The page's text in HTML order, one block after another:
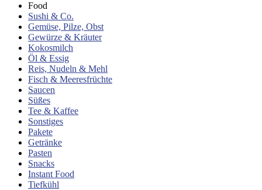
Food
Sushi & Co.
Gemüse, Pilze, Obst
Gewürze & Kräuter
Kokosmilch
Öl & Essig
Reis, Nudeln & Mehl
Fisch & Meeresfrüchte
Saucen
Süßes
Tee & Kaffee
Sonstiges
Pakete
Getränke
Pasten
Snacks
Instant Food
Tiefkühl